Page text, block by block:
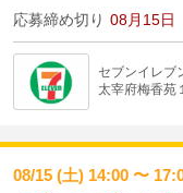
応募締め切り 08月15日
セブンイレブ
太宰府梅香苑
08/15 (土) 14:00 〜